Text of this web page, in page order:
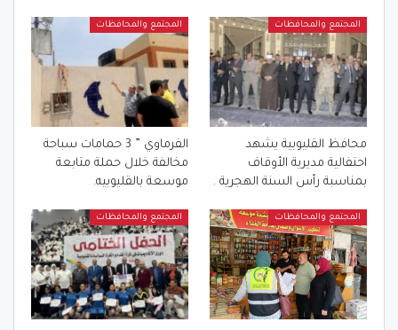
المجتمع والمحافظات
محافظ القليوبية يشهد
احتفالية مديرية الأوقاف
بمناسبة رأس السنة الهجرية .
المجتمع والمحافظات
الفرماوي ” 3 حمامات سباحة
مخالفة خلال حملة متابعة
موسعة بالقليوبيه.
المجتمع والمحافظات المجتمع والمحافظات